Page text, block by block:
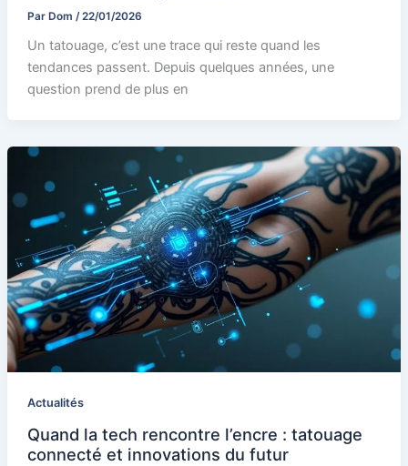
Par Dom /22/01/2026
Un tatouage, c’est une trace qui reste quand les
tendances passent. Depuis quelques années, une
question prend de plus en
Actualités
Quand la tech rencontre l’encre : tatouage
connecté et innovations du futur